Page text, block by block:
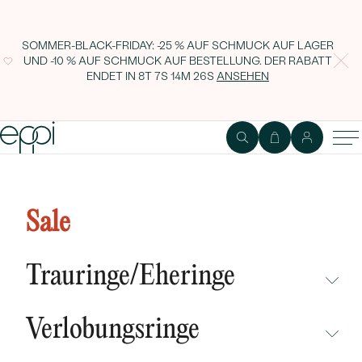
SOMMER-BLACK-FRIDAY: -25 % AUF SCHMUCK AUF LAGER
UND -10 % AUF SCHMUCK AUF BESTELLUNG. DER RABATT
ENDET IN 8T 7S 14M 26SANSEHEN
Sale
Trauringe/Eheringe
NEUHEITEN
Verlobungsringe
Amethysten Reata